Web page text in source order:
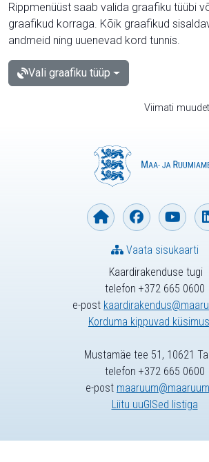
Rippmenüüst saab valida graafiku tüübi
graafikud korraga. Kõik graafikud
andmeid ning uuenevad kord tunnis.
Vali graafiku tüüp
Viimati
Kaardirakenduse tugi
telefon +372 665 0600
e-post
Korduma kippuvad
Vaata sisukaarti
Mustamäe tee 51, 10621
telefon +372 665 0600
e-post
Liitu uuGISed listiga